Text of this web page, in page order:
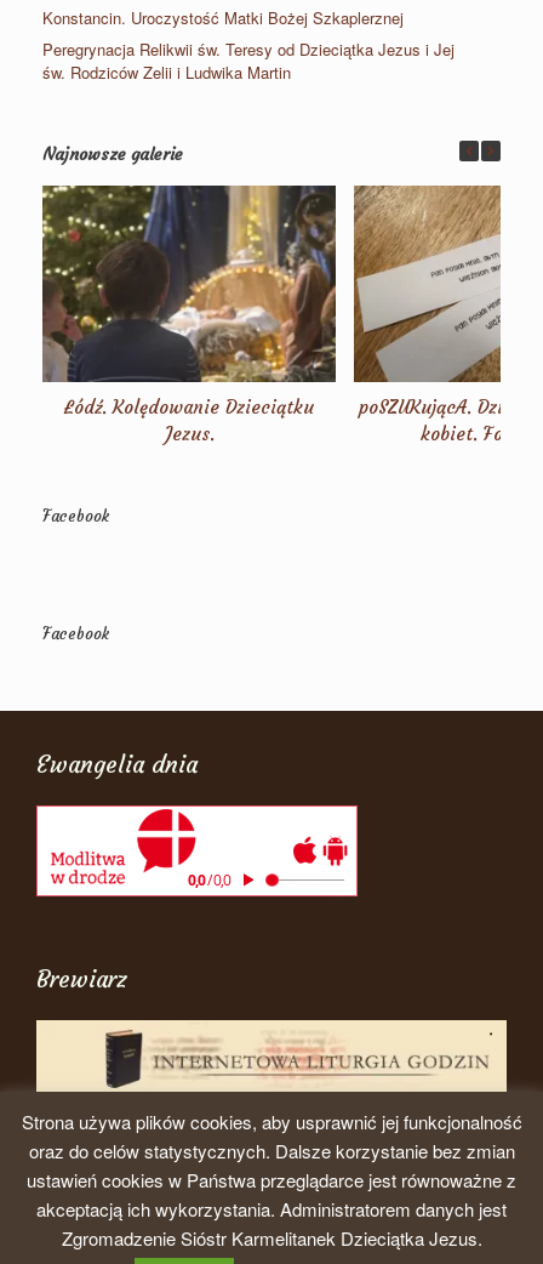
Konstancin. Uroczystość Matki Bożej Szkaplerznej
Peregrynacja Relikwii św. Teresy od Dzieciątka Jezus i Jej
św. Rodziców Zelii i Ludwika Martin
Najnowsze galerie
Łódź. Kolędowanie Dzieciątku
Jezus.
poSZUKującA. Dzień
kobiet.
Facebook
Facebook
Ewangelia dnia
Brewiarz
© 2026, Zgromadzenie Sióstr Karmelitanek Dzieciątka Jezus, Prowincja
Strona używa plików cookies, aby usprawnić jej funkcjonalność
oraz do celów statystycznych. Dalsze korzystanie bez zmian
ustawień cookies w Państwa przeglądarce jest równoważne z
akceptacją ich wykorzystania. Administratorem danych jest
Zgromadzenie Sióstr Karmelitanek Dzieciątka Jezus.